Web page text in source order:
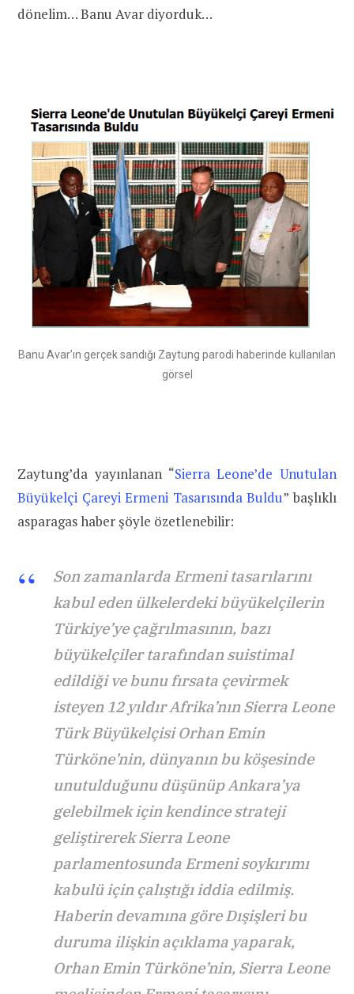
dönelim… Banu Avar diyorduk…
Banu Avar’ın gerçek sandığı Zaytung parodi haberinde kullanılan
görsel
Zaytung’da yayınlanan “Sierra Leone’de Unutulan
Büyükelçi Çareyi Ermeni Tasarısında Buldu” başlıklı
asparagas haber şöyle özetlenebilir:
Son zamanlarda Ermeni tasarılarını
kabul eden ülkelerdeki büyükelçilerin
Türkiye’ye çağrılmasının, bazı
büyükelçiler tarafından suistimal
edildiği vebunu fırsata çevirmek
isteyen 12 yıldır Afrika’nın Sierra Leone
Türk Büyükelçisi Orhan Emin
Türköne’nin, dünyanın bu köşesinde
unutulduğunu düşünüp Ankara’ya
gelebilmek için kendince strateji
geliştirerek Sierra Leone
parlamentosunda Ermeni soykırımı
kabulü için çalıştığı iddia edilmiş.
Haberin devamına göre Dışişleri bu
duruma ilişkin açıklama yaparak,
Orhan Emin Türköne’nin, Sierra Leone